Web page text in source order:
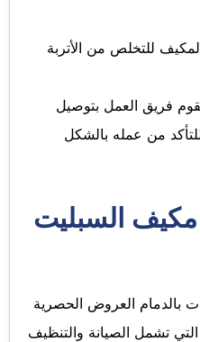
للتخلص من الأتربة
فريق العمل بتوصيل
للتأكد من عمله بالشكل
مكيف السبليت
بالدمام العروض الحصرية
تشمل الصيانة والتنظيف